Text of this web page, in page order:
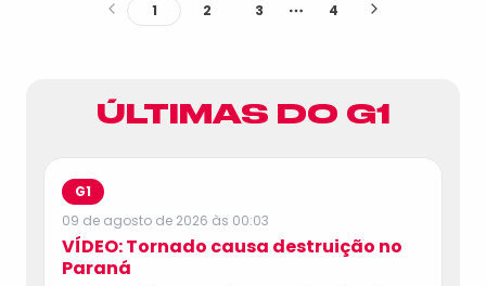
1 2 3
More pages
4
ÚLTIMAS DO G1
G1
09 de agosto de 2026 às 00:03
VÍDEO: Tornado causa destruição no
Paraná